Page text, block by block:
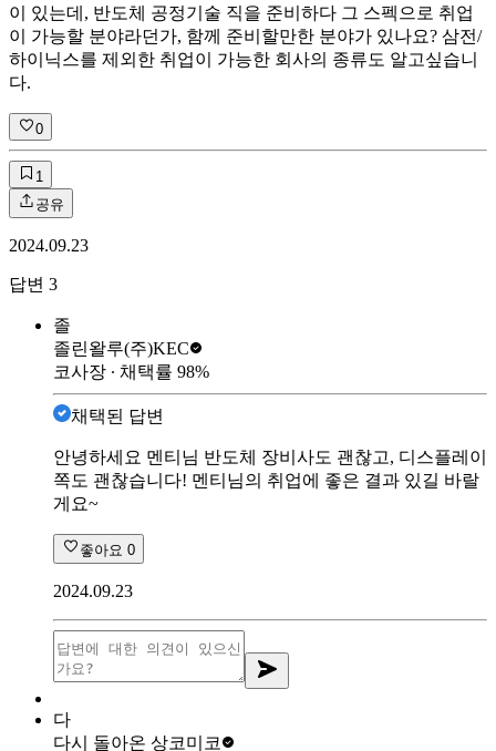
이 있는데, 반도체 공정기술 직을 준비하다 그 스펙으로 취업
이 가능할 분야라던가, 함께 준비할만한 분야가 있나요? 삼전/
하이닉스를 제외한 취업이 가능한 회사의 종류도 알고싶습니
다.
0
1
공유
2024.09.23
답변 3
졸
졸린왈루(주)KEC
코사장 ∙ 채택률 98%
채택된 답변
안녕하세요 멘티님 반도체 장비사도 괜찮고, 디스플레이
쪽도 괜찮습니다! 멘티님의 취업에 좋은 결과 있길 바랄
게요~
좋아요 0
2024.09.23
다
다시 돌아온 상코미코